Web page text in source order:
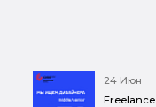
24 Июн
Freelance